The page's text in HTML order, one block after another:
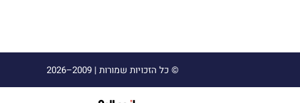
© כל הזכויות שמורות |